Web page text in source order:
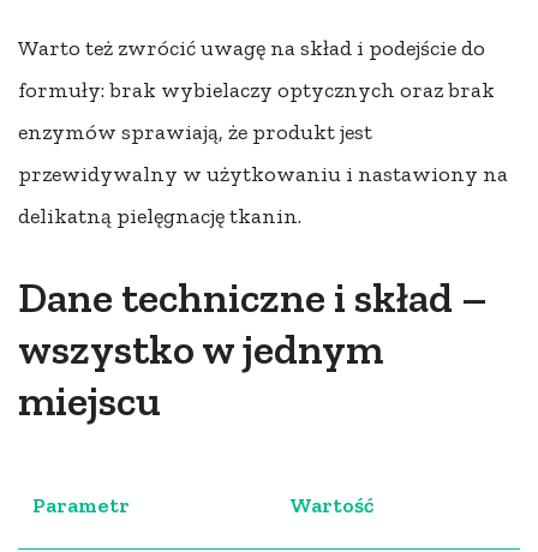
Warto też zwrócić uwagę na skład i podejście do
formuły: brak wybielaczy optycznych oraz brak
enzymów sprawiają, że produkt jest
przewidywalny w użytkowaniu i nastawiony na
delikatną pielęgnację tkanin.
Dane techniczne i skład –
wszystko w jednym
miejscu
Parametr Wartość